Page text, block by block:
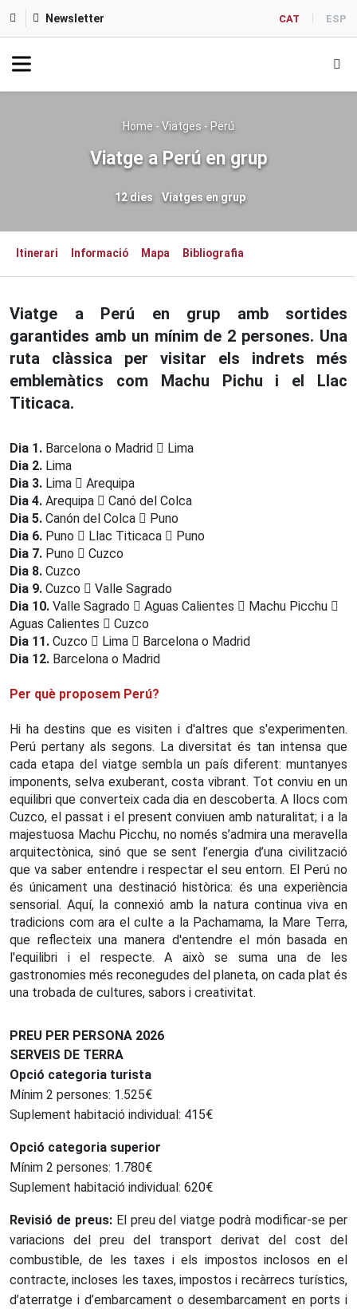
Newsletter CAT ESP
Home - Viatges - Perú
Viatge a Perú en grup
12 dies Viatges en grup
Itinerari Informació Mapa Bibliografia
Viatge a Perú en grup amb sortides
garantides amb un mínim de 2 persones. Una
ruta clàssica per visitar els indrets més
emblemàtics com Machu Pichu i el Llac
Titicaca.
Dia 1. Barcelona o Madrid
Lima
Dia 2. Lima
Dia 3. Lima
Arequipa
Dia 4. Arequipa
Canó del Colca
Dia 5. Canón del Colca
Puno
Dia 6. Puno Llac Titicaca
Puno
Dia 7. Puno
Cuzco
Dia 8. Cuzco
Dia 9. Cuzco
Valle Sagrado
Dia 10. Valle Sagrado Aguas Calientes
Machu Picchu
Aguas Calientes
Cuzco
Dia 11. Cuzco Lima
Barcelona o Madrid
Dia 12. Barcelona o Madrid
Per què proposem Perú?
Hi ha destins que es visiten i d'altres que s'experimenten.
Perú pertany als segons. La diversitat és tan intensa que
cada etapa del viatge sembla un país diferent: muntanyes
imponents, selva exuberant, costa vibrant. Tot conviu en un
equilibri que converteix cada dia en descoberta. A llocs com
Cuzco, el passat i el present conviuen amb naturalitat; i a la
majestuosa Machu Picchu, no només s’admira una meravella
arquitectònica, sinó que se sent l’energia d’una civilització
que va saber entendre i respectar el seu entorn. El Perú no
és únicament una destinació històrica: és una experiència
sensorial. Aquí, la connexió amb la natura continua viva en
tradicions com ara el culte a la Pachamama, la Mare Terra,
que reflecteix una manera d'entendre el món basada en
l'equilibri i el respecte. A això se suma una de les
gastronomies més reconegudes del planeta, on cada plat és
una trobada de cultures, sabors i creativitat.
PREU PER PERSONA 2026
SERVEIS DE TERRA
Opció categoria turista
Mínim 2 persones: 1.525€
Suplement habitació individual: 415€
Opció categoria superior
Mínim 2 persones: 1.780€
Suplement habitació individual: 620€
Revisió de preus:El preu del viatge podrà modificar-se per
variacions del preu del transport derivat del cost del
combustible, de les taxes i els impostos inclosos en el
contracte, incloses les taxes, impostos i recàrrecs turístics,
d’aterratge i d’embarcament o desembarcament en ports i